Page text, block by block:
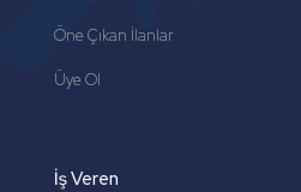
Öne Çıkan İlanlar
Üye Ol
İş Veren